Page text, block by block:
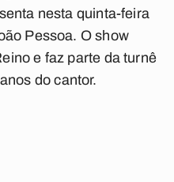
nesta quinta-feira
Pessoa. O show
e faz parte da turnê
do cantor.